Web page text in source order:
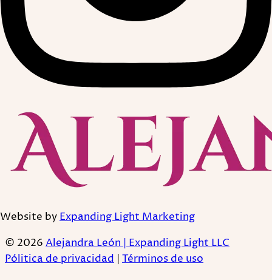
Website byExpanding Light Marketing
© 2026 Alejandra León | Expanding Light LLC
Pólitica de privacidad Términos de uso